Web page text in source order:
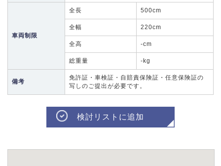
車両制限
全長 500cm
全幅 220cm
全高 -cm
総重量 -kg
備考
免許証・車検証・自賠責保険証・任意保険証の
写しのご提出が必要です。
検討リストに追加